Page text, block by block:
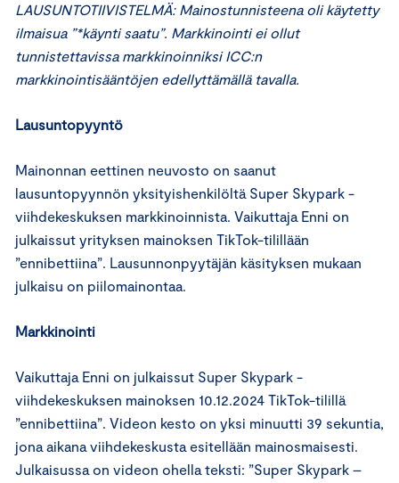
LAUSUNTOTIIVISTELMÄ: Mainostunnisteena oli käytetty
ilmaisua ”*käynti saatu”. Markkinointi ei ollut
tunnistettavissa markkinoinniksi ICC:n
markkinointisääntöjen edellyttämällä tavalla.
Lausuntopyyntö
Mainonnan eettinen neuvosto on saanut
lausuntopyynnön yksityishenkilöltä Super Skypark -
viihdekeskuksen markkinoinnista. Vaikuttaja Enni on
julkaissut yrityksen mainoksen TikTok-tilillään
”ennibettiina”. Lausunnonpyytäjän käsityksen mukaan
julkaisu on piilomainontaa.
Markkinointi
Vaikuttaja Enni on julkaissut Super Skypark -
viihdekeskuksen mainoksen 10.12.2024 TikTok-tilillä
”ennibettiina”. Videon kesto on yksi minuutti 39 sekuntia,
jona aikana viihdekeskusta esitellään mainosmaisesti.
Julkaisussa on videon ohella teksti: ”Super Skypark –